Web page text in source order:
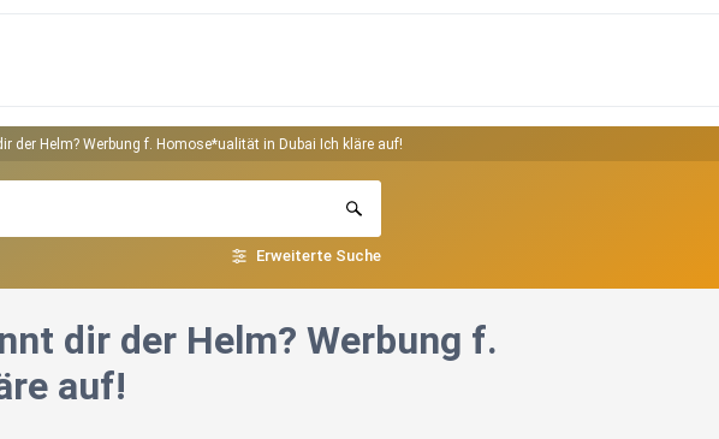
der Helm? Werbung f. Homose*ualität in Dubai Ich kläre auf!
Erweiterte Suche
dir der Helm? Werbung f.
auf!